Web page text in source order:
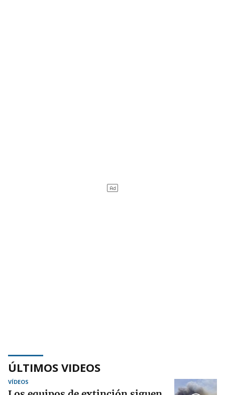
ÚLTIMOS VIDEOS
VÍDEOS